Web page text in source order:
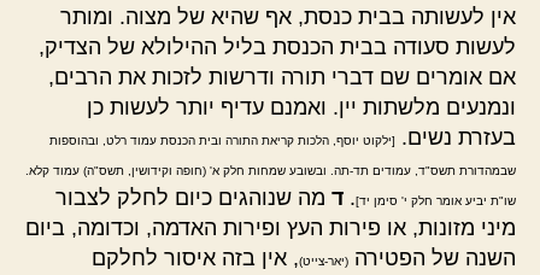
אין לעשותה בבית כנסת, אף שהיא של מצוה. ומותר
לעשות סעודה בבית הכנסת בליל ההילולא של הצדיק,
אם אומרים שם דברי תורה ודרשות לזכות את הרבים,
ונמנעים מלשתות יין. ואמנם עדיף יותר לעשות כן
בעזרת נשים.
[ילקוט יוסף, הלכות קריאת התורה ובית הכנסת עמוד רלט, ובהוספות
שבמהדורת תשס"ד, עמודים תד-תה. ובשובע שמחות חלק א' (חופה וקידושין, תשס"ה) עמוד קלא.
שו"ת יביע אומר חלק י' סימן יד]. ד מה שנוהגים כיום לחלק לצבור
מיני מזונות, או פירות העץ ופירות האדמה, וכדומה, ביום
השנה של הפטירה (יאר-צייט), אין בזה איסור לחלקם